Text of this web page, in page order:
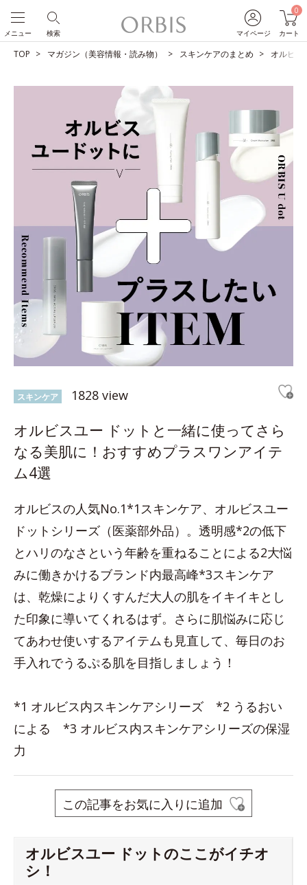
マイページ
0
カート
検索
メニュー
TOP マガジン（美容情報・読み物） スキンケアのまとめ オルビス
スキンケア 1828 view
オルビスユー ドットと一緒に使ってさら
なる美肌に！おすすめプラスワンアイテ
ム4選
オルビスの人気No.1*1スキンケア、オルビスユー
ドットシリーズ（医薬部外品）。透明感*2の低下
とハリのなさという年齢を重ねることによる2大悩
みに働きかけるブランド内最高峰*3スキンケア
は、乾燥によりくすんだ大人の肌をイキイキとし
た印象に導いてくれるはず。さらに肌悩みに応じ
てあわせ使いするアイテムも見直して、毎日のお
手入れでうるぷる肌を目指しましょう！
*1 オルビス内スキンケアシリーズ *2 うるおい
による *3 オルビス内スキンケアシリーズの保湿
力
この記事をお気に入りに追加
オルビスユー ドットのここがイチオ
シ！